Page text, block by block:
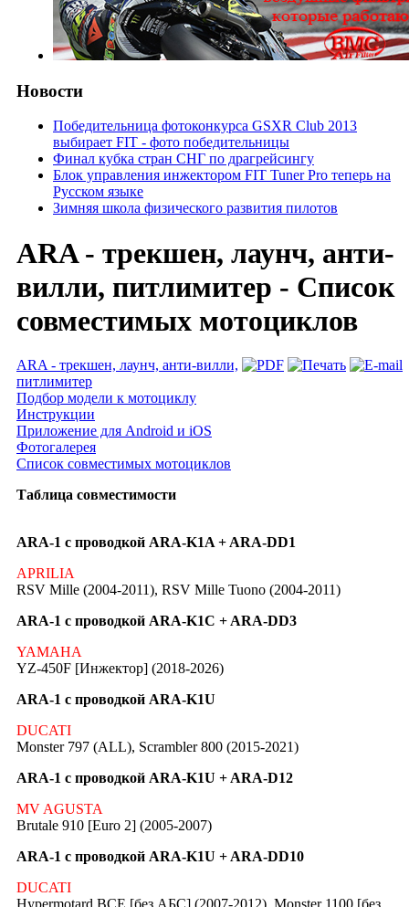
Новости
Победительница фотоконкурса GSXR Club 2013
выбирает FIT - фото победительницы
Финал кубка стран СНГ по драгрейсингу
Блок управления инжектором FIT Tuner Pro теперь на
Русском языке
Зимняя школа физического развития пилотов
ARA - трекшен, лаунч, анти-
вилли, питлимитер - Список
совместимых мотоциклов
ARA - трекшен, лаунч, анти-вилли,
питлимитер
Подбор модели к мотоциклу
Инструкции
Приложение для Android и iOS
Фотогалерея
Список совместимых мотоциклов
Таблица совместимости
ARA-1 с проводкой ARA-K1A + ARA-DD1
APRILIA
RSV Mille (2004-2011), RSV Mille Tuono (2004-2011)
ARA-1 с проводкой ARA-K1C + ARA-DD3
YAMAHA
YZ-450F [Инжектор] (2018-2026)
ARA-1 с проводкой ARA-K1U
DUCATI
Monster 797 (ALL), Scrambler 800 (2015-2021)
ARA-1 с проводкой ARA-K1U + ARA-D12
MV AGUSTA
Brutale 910 [Euro 2] (2005-2007)
ARA-1 с проводкой ARA-K1U + ARA-DD10
DUCATI